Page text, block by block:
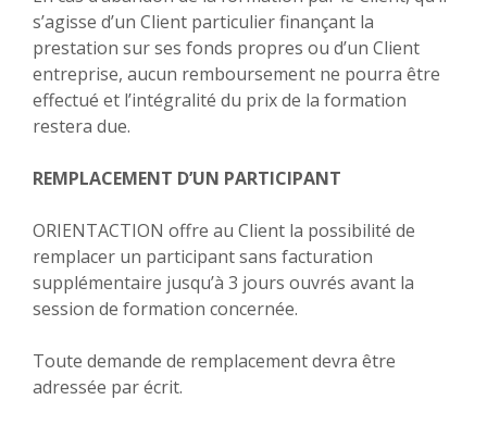
s’agisse d’un Client particulier finançant la
prestation sur ses fonds propres ou d’un Client
entreprise, aucun remboursement ne pourra être
effectué et l’intégralité du prix de la formation
restera due.
REMPLACEMENT D’UN PARTICIPANT
ORIENTACTION offre au Client la possibilité de
remplacer un participant sans facturation
supplémentaire jusqu’à 3 jours ouvrés avant la
session de formation concernée.
Toute demande de remplacement devra être
adressée par écrit.